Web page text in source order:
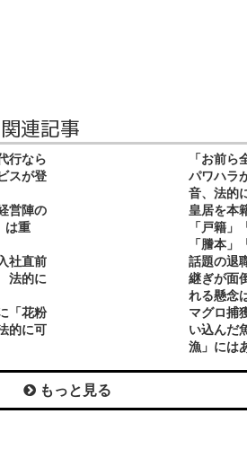
連記事
行なら
スが登
「お前
パワハラ
音、法的
営陣の
は重
皇居を本
「戸籍」
「謄本」
社直前
法的に
話題の退
継ぎが面
れる懸念
「花粉
的に可
マグロ捕
い込んだ
漁」には
もっと見る